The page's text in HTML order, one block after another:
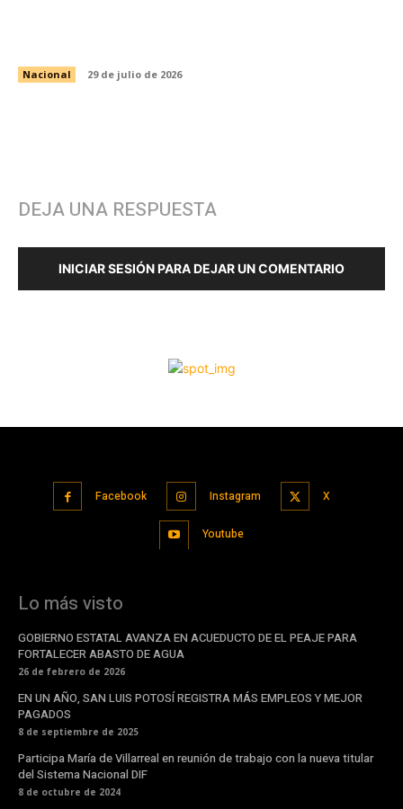
Facebook Instagram X
Youtube
Lo más visto
GOBIERNO ESTATAL AVANZA EN ACUEDUCTO DE EL PEAJE PARA
FORTALECER ABASTO DE AGUA
26 de febrero de 2026
EN UN AÑO, SAN LUIS POTOSÍ REGISTRA MÁS EMPLEOS Y MEJOR
PAGADOS
8 de septiembre de 2025
Participa María de Villarreal en reunión de trabajo con la nueva titular
del Sistema Nacional DIF
8 de octubre de 2024